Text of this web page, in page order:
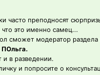
часто преподносят
это именно самец...
сможет модератор раздела
ПОльга.
в разведении.
и попросите о